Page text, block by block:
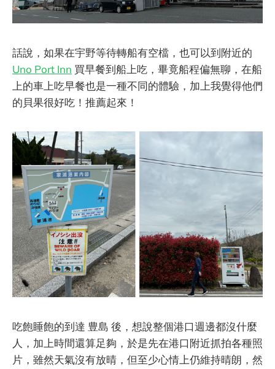
話說，如果在宇野等待轉船有空檔，也可以到附近的
Uno Port Inn 買早餐到船上吃，畢竟船程偏無聊，在船
上的車上吃早餐也是一種不同的體驗，加上我覺得他們
的貝果很好吃！推薦起來！
吃飽睡飽的到達 豊島 後，想說整個港口週邊都沒什麼
人，加上時間還算足夠，於是先在港口附近抓拍各種照
片，雖然天氣沒有放晴，但至少心情上仍維持晴朗，然